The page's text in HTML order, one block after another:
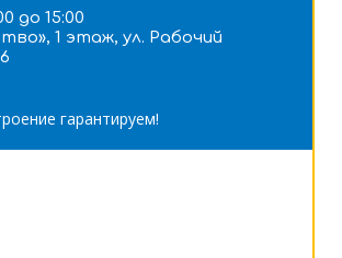
до 15:00
1 этаж, ул. Рабочий
гарантируем!